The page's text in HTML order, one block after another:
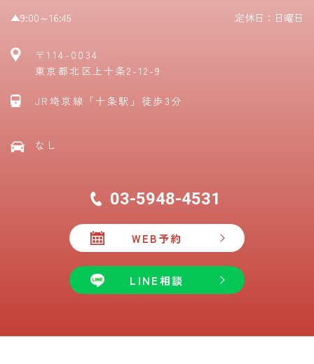
▲9:00～16:45 定休日：日曜日
〒114-0034
東京都北区上十条2-12-9
JR埼京線「十条駅」徒歩3分
なし
03-5948-4531
WEB予約
LINE相談